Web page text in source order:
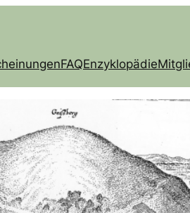
FAQEnzyklopädie